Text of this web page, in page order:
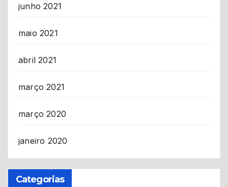
junho 2021
maio 2021
abril 2021
março 2021
março 2020
janeiro 2020
Categorias